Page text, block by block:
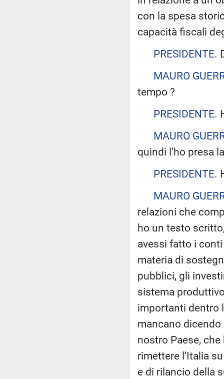
con la spesa
capacità fiscali
PRESIDENTE.
MAURO
tempo ?
PRESIDENTE.
MAURO
quindi l'ho presa
PRESIDENTE.
MAURO
relazioni che
ho un testo
avessi fatto i
materia di
pubblici, gli
sistema
importanti dentro
mancano
nostro Paese,
rimettere l'Italia
e di rilancio della